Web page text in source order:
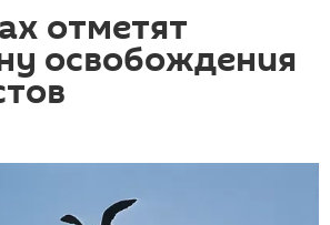
отметят
освобождения